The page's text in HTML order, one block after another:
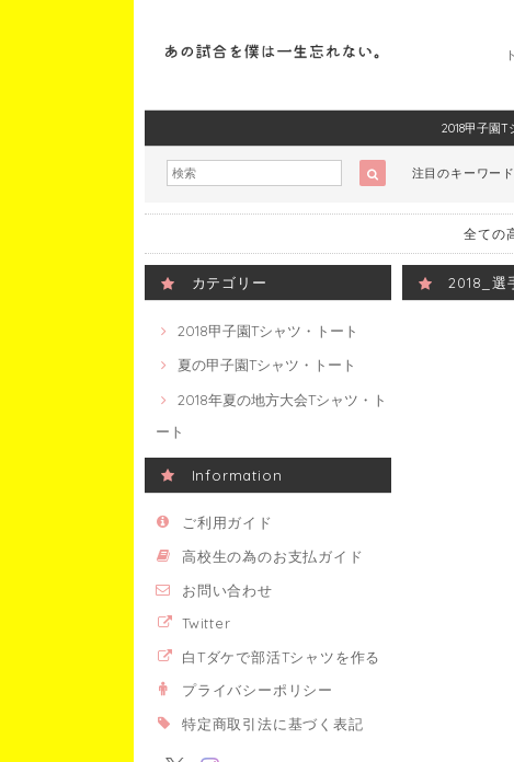
2018甲子園T
注目のキーワー
全ての
カテゴリー
2018甲子園Tシャツ・トート
夏の甲子園Tシャツ・トート
2018年夏の地方大会Tシャツ・ト
ート
Information
ご利用ガイド
高校生の為のお支払ガイド
お問い合わせ
Twitter
白Tダケで部活Tシャツを作る
プライバシーポリシー
特定商取引法に基づく表記
2018_選